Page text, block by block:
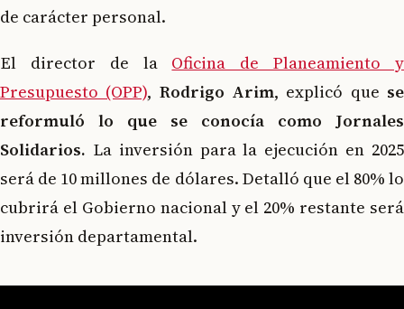
de carácter personal.
El director de la Oficina de Planeamiento y
Presupuesto (OPP), Rodrigo Arim, explicó que se
reformuló lo que se conocía como Jornales
Solidarios. La inversión para la ejecución en 2025
será de 10 millones de dólares. Detalló que el 80% lo
cubrirá el Gobierno nacional y el 20% restante será
inversión departamental.